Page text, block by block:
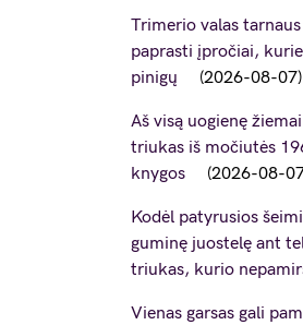
Trimerio valas
paprasti įpročiai,
pinigų
2026-08-07
Aš visą uogienę
triukas iš močiutės
knygos
2026-08-
Kodėl patyrusios
guminę juostelę ant
triukas, kurio
Vienas garsas gali